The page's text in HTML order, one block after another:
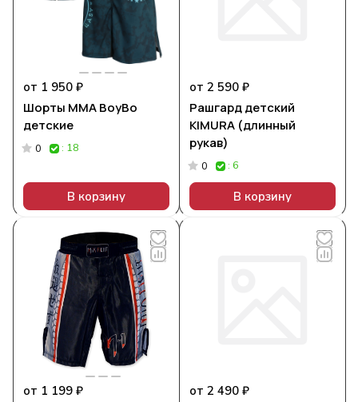
от 1 950 ₽
Шорты MMA BoyBo
детские
0 : 18
В корзину
от 2 590 ₽
Рашгард детский
KIMURA (длинный
рукав)
0 : 6
В корзину
от 1 199 ₽
от 2 490 ₽